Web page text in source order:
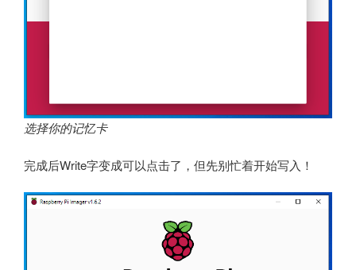
选择你的记忆卡
完成后Write字变成可以点击了，但先别忙着开始写入！